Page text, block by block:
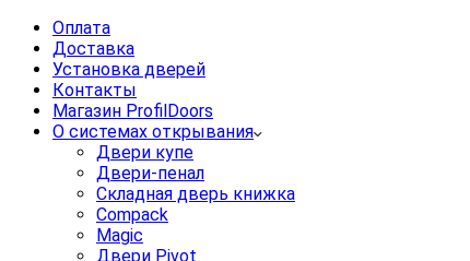
Оплата
Доставка
Установка дверей
Контакты
Магазин ProfilDoors
О системах открывания
Двери купе
Двери-пенал
Складная дверь книжка
Compack
Magic
Двери Pivot